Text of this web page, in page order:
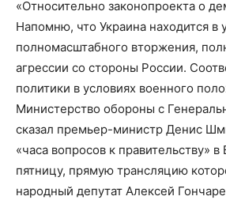
«Относительно законопроекта о
Напомню, что Украина находится в
полномасштабного вторжения,
агрессии со стороны России.
политики в условиях военного
Министерство обороны с
сказал премьер-министр Денис
«часа вопросов к правительству»
пятницу, прямую трансляцию
народный депутат Алексей